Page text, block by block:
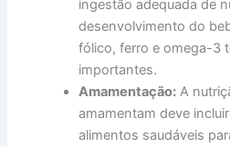
ingestão adequada de
desenvolvimento do
fólico, ferro e omega-3
importantes.
Amamentação: A
amamentam deve
alimentos saudáveis